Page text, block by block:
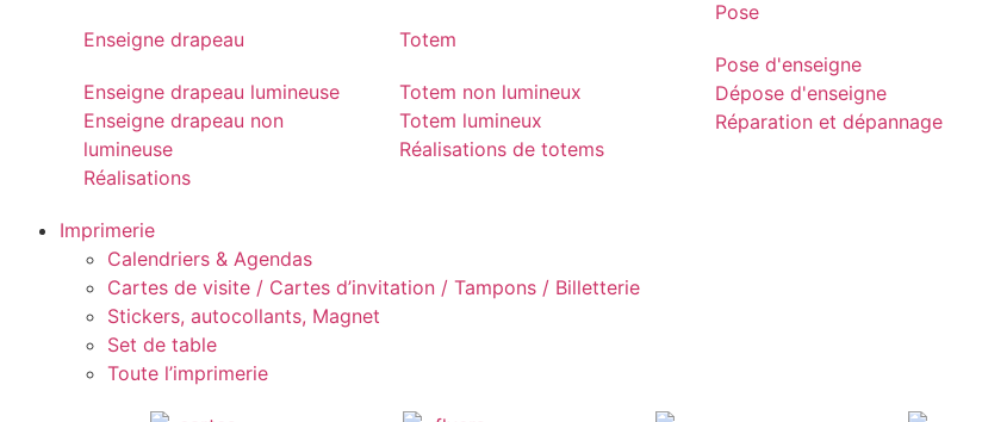
Enseigne drapeau
Enseigne drapeau lumineuse
Enseigne drapeau non
lumineuse
Réalisations
Totem
Totem non lumineux
Totem lumineux
Réalisations de totems
Pose
Pose d'enseigne
Dépose d'enseigne
Réparation et dépannage
Imprimerie
Calendriers & Agendas
Cartes de visite / Cartes d’invitation / Tampons / Billetterie
Stickers, autocollants, Magnet
Set de table
Toute l’imprimerie